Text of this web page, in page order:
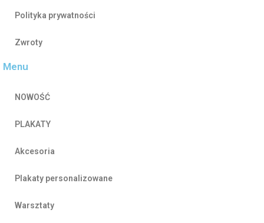
Polityka prywatności
Zwroty
Menu
NOWOŚĆ
PLAKATY
Akcesoria
Plakaty personalizowane
Warsztaty